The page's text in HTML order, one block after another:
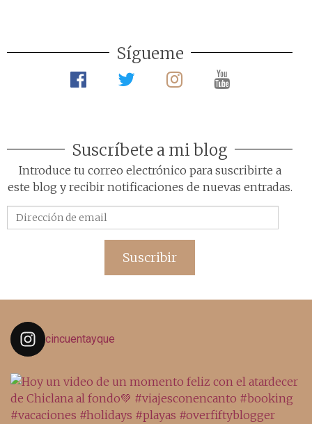
Sígueme
Suscríbete a mi blog
Introduce tu correo electrónico para suscribirte a
este blog y recibir notificaciones de nuevas entradas.
de
Suscribir
cincuentayque